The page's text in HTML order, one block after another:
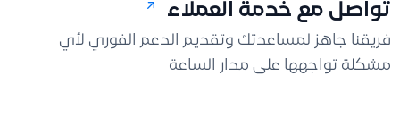
تواصل مع خدمة العملاء
فريقنا جاهز لمساعدتك وتقديم الدعم الفوري لأي
مشكلة تواجهها على مدار الساعة